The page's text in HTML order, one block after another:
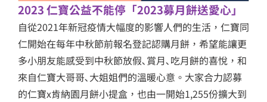
2023 仁寶公益不能停「2023募月餅送愛心」
自從2021年新冠疫情大幅度的影響人們的生活，仁寶同
仁開始在每年中秋節前報名登記認購月餅，希望能讓更
多小朋友能感受到中秋節放假､賞月､吃月餅的喜悅，和
來自仁寶大哥哥､大姐姐們的溫暖心意。大家合力認募
的仁寶x肯納園月餅小提盒，也由一開始1,255份擴大到